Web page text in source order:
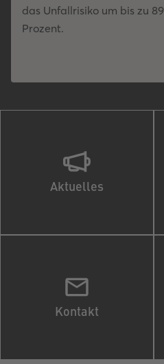
das Unfallrisiko um bis zu 89
Prozent.
Aktuelles
Kontakt